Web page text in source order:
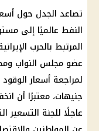
تصاعد الجدل حول
النفط عالميًا إلى
المرتبط بالحرب
عضو مجلس النواب
جنيهات، معتبرًا أن
عاجلًا للجنة التسعير